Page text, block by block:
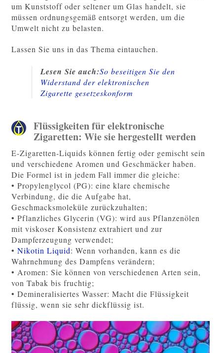
ewertung
en
ewertung
en
um Kunststoff oder seltener um Glas handelt, sie
müssen ordnungsgemäß entsorgt werden, um die
Umwelt nicht zu belasten.
Lassen Sie uns in das Thema eintauchen.
Lesen Sie auch:So beseitigen Sie den
Widerstand der elektronischen
Zigarette gesetzeskonform
Flüssigkeiten für elektronische
Zigaretten: Wie sie hergestellt werden
E-Zigaretten-Liquids können fertig oder gemischt sein
und verschiedene Aromen und Geschmäcker haben.
Die Formel ist in jedem Fall immer die gleiche:
• Propylenglycol (PG): eine klare chemische
Verbindung, die die Aufgabe hat,
Geschmacksmoleküle zurückzuhalten;
• Pflanzliches Glycerin (VG): wird aus Pflanzenölen
mit viskoser Konsistenz extrahiert und zur
Dampferzeugung verwendet;
• Nikotin Liquid: Wenn vorhanden, kann es die
Wahrnehmung des Dampfens verändern;
• Aromen: Sie können von verschiedenen Arten sein,
von Tabak bis fruchtig;
• Demineralisiertes Wasser: Macht die Flüssigkeit
flüssig, wenn sie sehr dickflüssig ist.